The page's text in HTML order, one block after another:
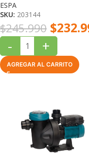
ESPA
SKU: 203144
$245.990 $
- +
AGREGAR AL CARRITO